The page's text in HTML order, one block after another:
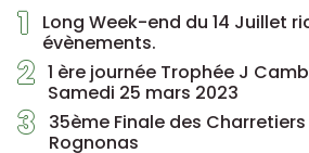
1
Long Week-end du 14 Juillet
évènements.
2 1 ère journée Trophée J
Samedi 25 mars 2023
3
35ème Finale des Charretiers
Rognonas